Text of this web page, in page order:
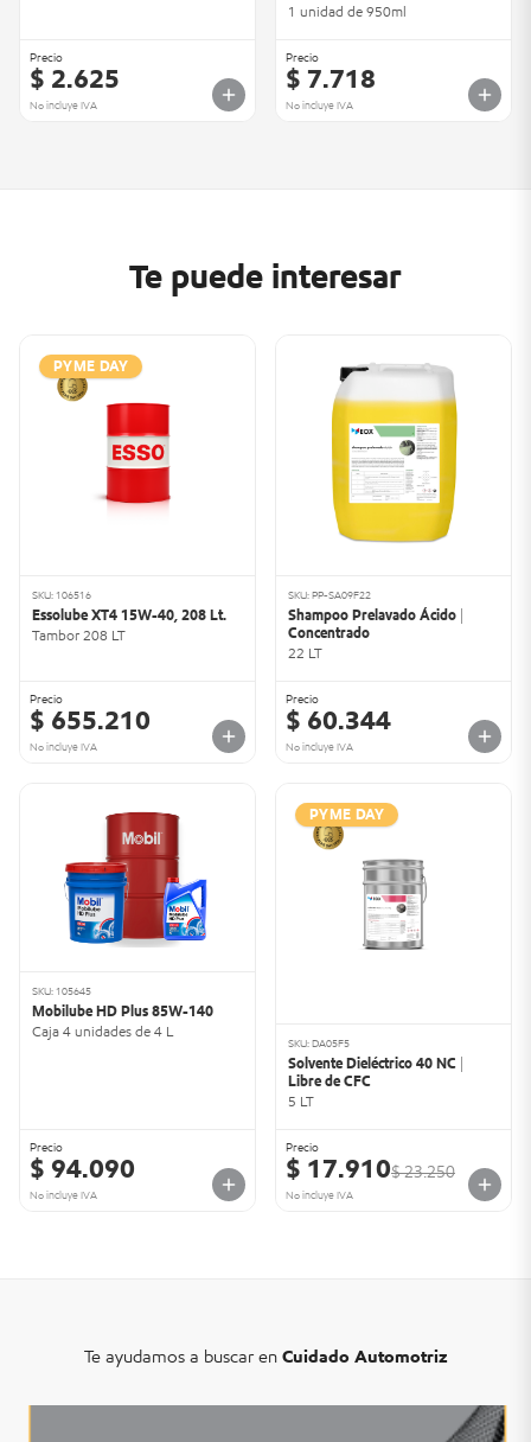
Precio
$ 2.625
No incluye IVA
1 unidad de 950ml
Precio
$ 7.718
No incluye IVA
Te puede interesar
PYME DAY
SKU: 106516
Essolube XT4 15W-40, 208 Lt.
Tambor 208 LT
Precio
$ 655.210
No incluye IVA
SKU: PP-SA09F22
Shampoo Prelavado Ácido |
Concentrado
22 LT
Precio
$ 60.344
No incluye IVA
SKU: 105645
Mobilube HD Plus 85W-140
Caja 4 unidades de 4 L
Precio
$ 94.090
No incluye IVA
PYME DAY
SKU: DA05F5
Solvente Dieléctrico 40 NC |
Libre de CFC
5 LT
Precio
$ 17.910$ 23.250
No incluye IVA
Te ayudamos a buscar en Cuidado Automotriz